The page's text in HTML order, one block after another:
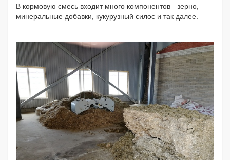
В кормовую смесь входит много компонентов - зерно,
минеральные добавки, кукурузный силос и так далее.